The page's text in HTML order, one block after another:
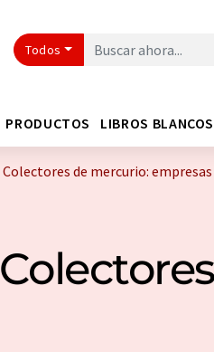
Todos
PRODUCTOS LIBROS BLANCOS
Colectores de mercurio: